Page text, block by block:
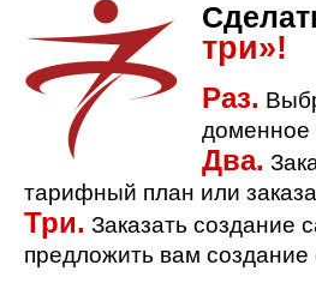
три»!
Раз.
доменное
Два.
тарифный план или
Три. Заказать создание
предложить вам